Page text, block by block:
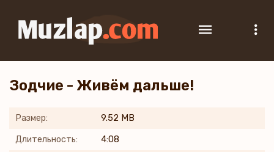
Зодчие - Живём дальше!
Размер: 9.52 MB
Длительность: 4:08